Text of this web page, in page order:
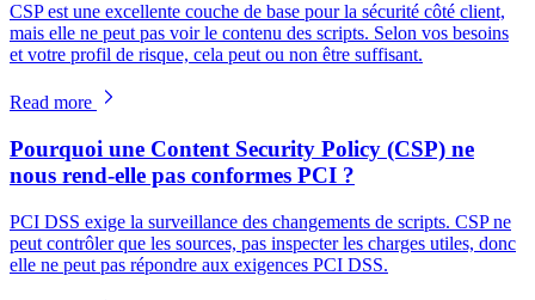
CSP est une excellente couche de base pour la sécurité côté client,
mais elle ne peut pas voir le contenu des scripts. Selon vos besoins
et votre profil de risque, cela peut ou non être suffisant.
Read more
Pourquoi une Content Security Policy (CSP) ne
nous rend-elle pas conformes PCI ?
PCI DSS exige la surveillance des changements de scripts. CSP ne
peut contrôler que les sources, pas inspecter les charges utiles, donc
elle ne peut pas répondre aux exigences PCI DSS.